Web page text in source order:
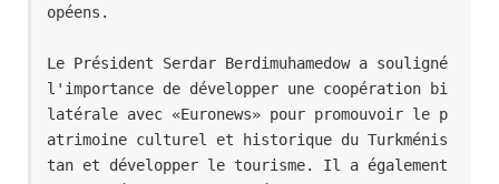
opéens.
Le Président Serdar Berdimuhamedow a souligné
l'importance de développer une coopération bi
latérale avec «Euronews» pour promouvoir le p
atrimoine culturel et historique du Turkménis
tan et développer le tourisme. Il a également